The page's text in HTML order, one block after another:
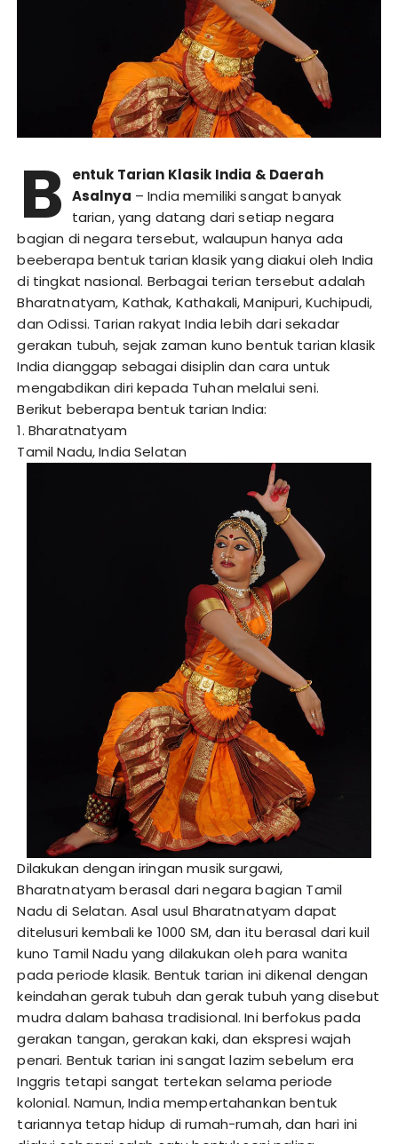
B
entuk Tarian Klasik India & Daerah
Asalnya – India memiliki sangat banyak
tarian, yang datang dari setiap negara
bagian di negara tersebut, walaupun hanya ada
beeberapa bentuk tarian klasik yang diakui oleh India
di tingkat nasional. Berbagai terian tersebut adalah
Bharatnatyam, Kathak, Kathakali, Manipuri, Kuchipudi,
dan Odissi. Tarian rakyat India lebih dari sekadar
gerakan tubuh, sejak zaman kuno bentuk tarian klasik
India dianggap sebagai disiplin dan cara untuk
mengabdikan diri kepada Tuhan melalui seni.
Berikut beberapa bentuk tarian India:
1. Bharatnatyam
Tamil Nadu, India Selatan
Dilakukan dengan iringan musik surgawi,
Bharatnatyam berasal dari negara bagian Tamil
Nadu di Selatan. Asal usul Bharatnatyam dapat
ditelusuri kembali ke 1000 SM, dan itu berasal dari kuil
kuno Tamil Nadu yang dilakukan oleh para wanita
pada periode klasik. Bentuk tarian ini dikenal dengan
keindahan gerak tubuh dan gerak tubuh yang disebut
mudra dalam bahasa tradisional. Ini berfokus pada
gerakan tangan, gerakan kaki, dan ekspresi wajah
penari. Bentuk tarian ini sangat lazim sebelum era
Inggris tetapi sangat tertekan selama periode
kolonial. Namun, India mempertahankan bentuk
tariannya tetap hidup di rumah-rumah, dan hari ini